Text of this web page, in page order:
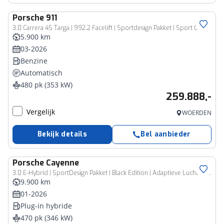
Porsche 911
3.0 Carrera 4S Targa | 992.2 Facelift | Sportdesign Pakket | Sport Chrono Pakket | Adaptieve cruise control | Liftsysteem | Sportuitlaat | Stoelventilatie | BOSE Surround-Sound-System | Getinte HD-Matrix led-koplampen | Adaptieve sportstoelen 18-voudig |
5.900 km
03-2026
Benzine
Automatisch
480 pk (353 kW)
259.888,-
Vergelijk WOERDEN
Bekijk details Bel aanbieder
Porsche Cayenne
3.0 E-Hybrid | SportDesign Pakket | Black Edition | Adaptieve Luchtvering PASM | 22-inch RS Spyder | Sport Chrono Pakket | Panoramadak | Bijrijdersdisplay | Bose Surround Sound System | Adaptive Cruise Controle | Soft-Close portieren | 360° Surround View | 21 inch RS Spyder Design velgen |
9.900 km
01-2026
Plug-in hybride
470 pk (346 kW)